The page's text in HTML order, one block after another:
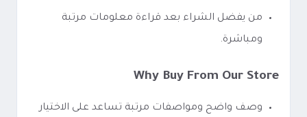
من يفضل الشراء بعد قراءة معلومات مرتبة
ومباشرة.
Why Buy From Our Store
وصف واضح ومواصفات مرتبة تساعد على الاختيار